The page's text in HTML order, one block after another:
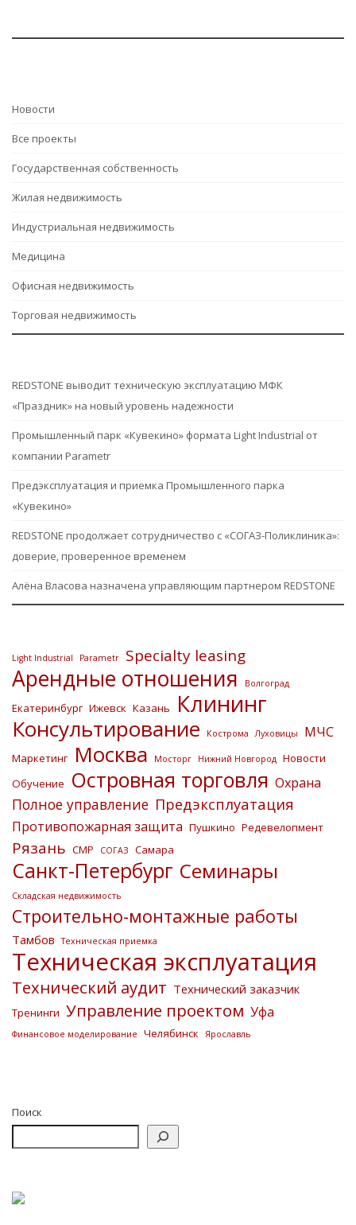
Hовости
Все проекты
Государственная собственность
Жилая недвижимость
Индустриальная недвижимость
Медицина
Офисная недвижимость
Торговая недвижимость
REDSTONE выводит техническую эксплуатацию МФК
«Праздник» на новый уровень надежности
Промышленный парк «Кувекино» формата Light Industrial от
компании Parametr
Предэксплуатация и приемка Промышленного парка
«Кувекино»
REDSTONE продолжает сотрудничество с «СОГАЗ-Поликлиника»:
доверие, проверенное временем
Алёна Власова назначена управляющим партнером REDSTONE
Light Industrial Parametr Specialty leasing
Арендные отношения Волгоград
Екатеринбург Ижевск Казань Клининг
Консультирование Кострома Луховицы МЧС
Маркетинг Москва Мосторг Нижний Новгород Новости
Обучение
Островная торговля Охрана
Полное управление Предэксплуатация
Противопожарная защита Пушкино Редевелопмент
Рязань СМР СОГАЗ Самара
Санкт-Петербург Семинары
Складская недвижимость
Строительно-монтажные работы
Тамбов Техническая приемка
Техническая эксплуатация
Технический аудит Технический заказчик
Тренинги Управление проектом Уфа
Финансовое моделирование Челябинск Ярославль
Поиск